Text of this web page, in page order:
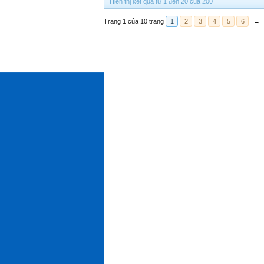
Trang 1 của 10 trang 1 2 3 4 5 6 →